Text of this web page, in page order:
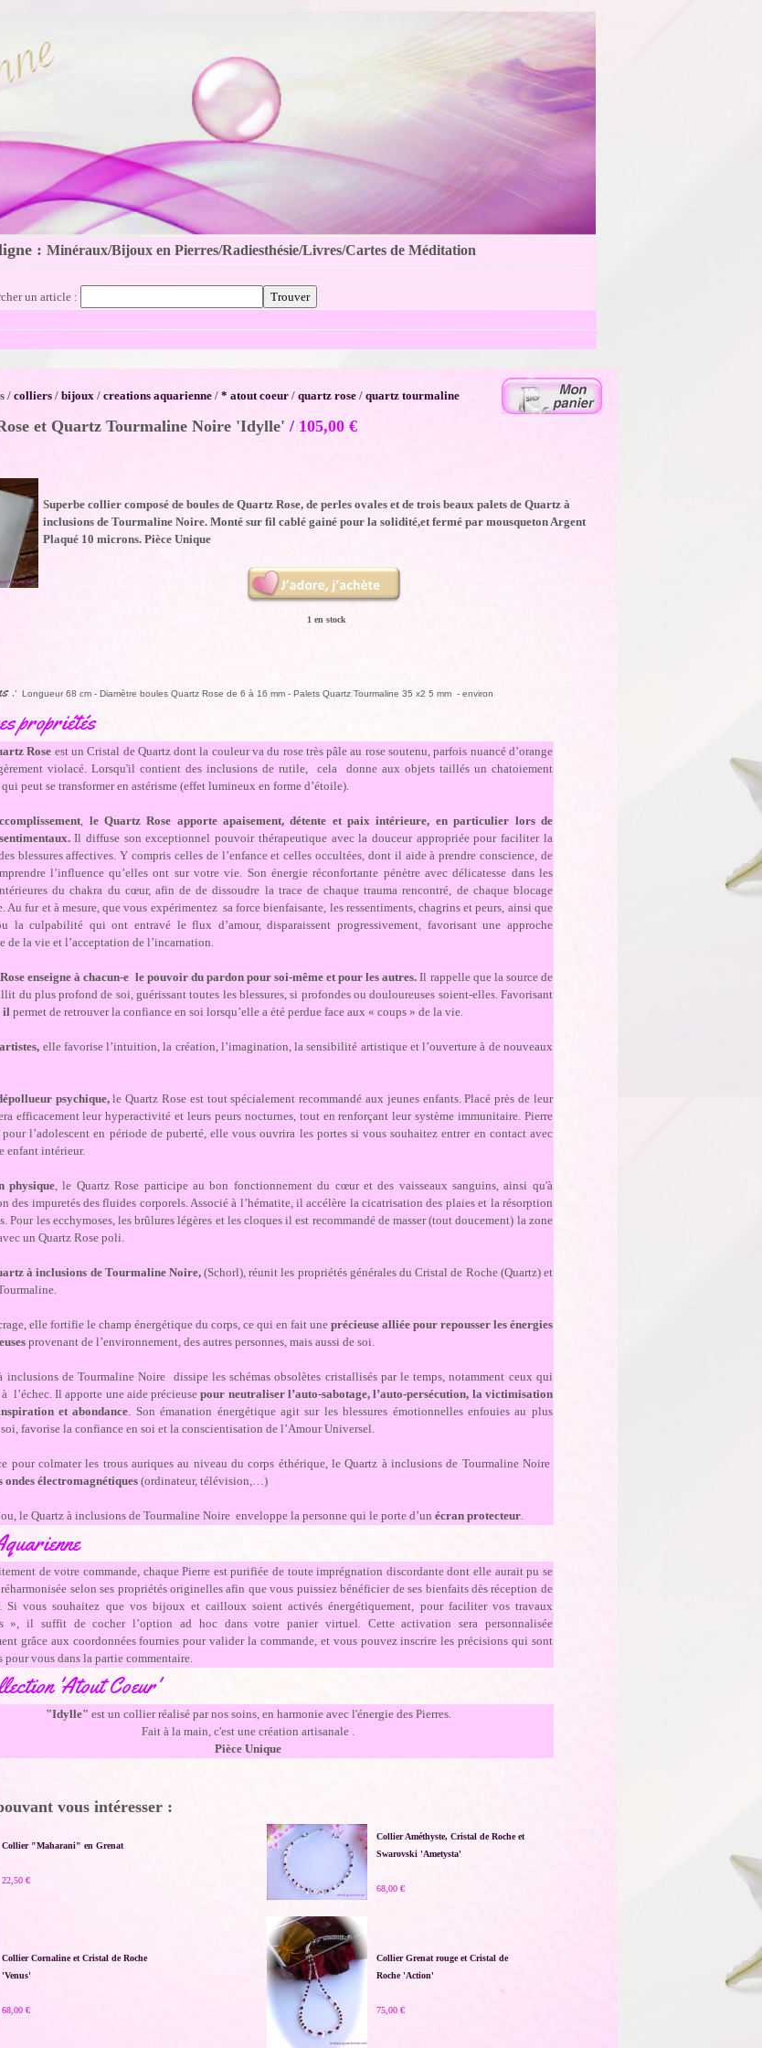
: Minéraux/Bijoux en Pierres/Radiesthésie/Livres/Cartes de Méditation
un article :
/colliers/ bijoux/ creations aquarienne/ * atout coeur/ quartz rose/ quartz tourmaline
et Quartz Tourmaline Noire 'Idylle'/ 105,00 €
Superbe collier composé de boules de Quartz Rose, de perles ovales et de trois beaux palets de Quartz à
inclusions de Tourmaline Noire. Monté sur fil cablé gainé pour la solidité,et fermé par mousqueton Argent
Plaqué 10 microns. Pièce Unique
1 en stock
: Longueur 68 cm - Diamètre boules Quartz Rose de 6 à 16 mm - Palets Quartz Tourmaline 35 x2 5 mm - environ
propriétés
Rose est un Cristal de Quartz dont la couleur va du rose très pâle au rose soutenu, parfois nuancé d’orange
violacé. Lorsqu'il contient des inclusions de rutile, cela donne aux objets taillés un chatoiement
peut se transformer en astérisme (effet lumineux en forme d’étoile).
, le Quartz Rose apporte apaisement, détente et paix intérieure, en particulier lors de
Il diffuse son exceptionnel pouvoir thérapeutique avec la douceur appropriée pour faciliter la
blessures affectives. Y compris celles de l’enfance et celles occultées, dont il aide à prendre conscience, de
l’influence qu’elles ont sur votre vie. Son énergie réconfortante pénètre avec délicatesse dans les
du chakra du cœur, afin de de dissoudre la trace de chaque trauma rencontré, de chaque blocage
Au fur et à mesure, que vous expérimentez sa force bienfaisante, les ressentiments, chagrins et peurs, ainsi que
la culpabilité qui ont entravé le flux d’amour, disparaissent progressivement, favorisant une approche
de la vie et l’acceptation de l’incarnation.
enseigne à chacun-e le pouvoir du pardon pour soi-même et pour les autres. Il rappelle que la source de
du plus profond de soi, guérissant toutes les blessures, si profondes ou douloureuses soient-elles. Favorisant
il permet de retrouver la confiance en soi lorsqu’elle a été perdue face aux « coups » de la vie.
elle favorise l’intuition, la création, l’imagination, la sensibilité artistique et l’ouverture à de nouveaux
psychique,le Quartz Rose est tout spécialement recommandé aux jeunes enfants. Placé près de leur
efficacement leur hyperactivité et leurs peurs nocturnes, tout en renforçant leur système immunitaire. Pierre
pour l’adolescent en période de puberté, elle vous ouvrira les portes si vous souhaitez entrer en contact avec
enfant intérieur.
physique, le Quartz Rose participe au bon fonctionnement du cœur et des vaisseaux sanguins, ainsi qu'à
des impuretés des fluides corporels. Associé à l’hématite, il accélère la cicatrisation des plaies et la résorption
Pour les ecchymoses, les brûlures légères et les cloques il est recommandé de masser (tout doucement) la zone
un Quartz Rose poli.
à inclusions de Tourmaline Noire,(Schorl), réunit les propriétés générales du Cristal de Roche (Quartz) et
elle fortifie le champ énergétique du corps, ce qui en fait une précieuse alliée pour repousser les énergies
provenant de l’environnement, des autres personnes, mais aussi de soi.
inclusions de Tourmaline Noire dissipe les schémas obsolètes cristallisés par le temps, notamment ceux qui
l’échec. Il apporte une aide précieusepour neutraliser l’auto-sabotage, l’auto-persécution, la victimisation
et abondance. Son émanation énergétique agit sur les blessures émotionnelles enfouies au plus
favorise la confiance en soi et la conscientisation de l’Amour Universel.
pour colmater les trous auriques au niveau du corps éthérique, le Quartz à inclusions de Tourmaline Noire
ondes électromagnétiques(ordinateur, télévision,…)
le Quartz à inclusions de Tourmaline Noire enveloppe la personne qui le porte d’un écran protecteur.
de votre commande, chaque Pierre est purifiée de toute imprégnation discordante dont elle aurait pu se
selon ses propriétés originelles afin que vous puissiez bénéficier de ses bienfaits dès réception de
Si vous souhaitez que vos bijoux et cailloux soient activés énergétiquement, pour faciliter vos travaux
», il suffit de cocher l’option ad hoc dans votre panier virtuel. Cette activation sera personnalisée
grâce aux coordonnées fournies pour valider la commande, et vous pouvez inscrire les précisions qui sont
pour vous dans la partie commentaire.
'Atout Coeur'
"Idylle" est un collier réalisé par nos soins, en harmonie avec l'énergie des Pierres.
Fait à la main, c'est une création artisanale .
Pièce Unique
vous intéresser :
Collier "Maharani" en Grenat
22,50 €
Collier Améthyste, Cristal de Roche et
Swarovski 'Ametysta'
68,00 €
Collier Cornaline et Cristal de Roche
'Venus'
68,00 €
Collier Grenat rouge et Cristal de
Roche 'Action'
75,00 €